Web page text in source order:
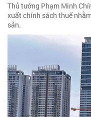
Thủ tướng Phạm Minh
xuất chính sách thuế
sản.